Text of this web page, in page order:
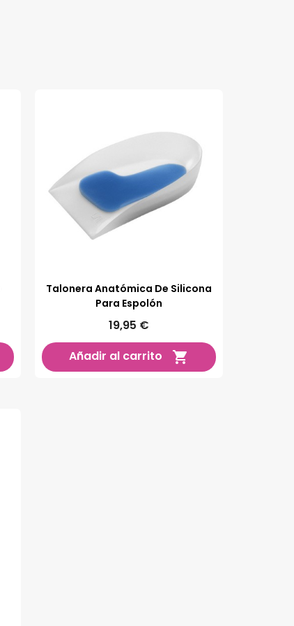
Talonera Anatómica De Silicona
Para Espolón
19,95 €
Añadir al carrito
